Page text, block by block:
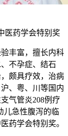
医药学会特别奖
丰富，擅长内科
不孕症、结石
颇具疗效，治病
、粤、川等国内
气管炎208例疗
儿急性腹泻的临
药学会特别奖。